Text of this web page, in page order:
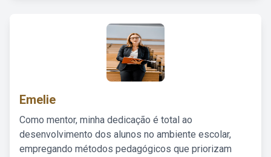
Emelie
Como mentor, minha dedicação é total ao
desenvolvimento dos alunos no ambiente escolar,
empregando métodos pedagógicos que priorizam